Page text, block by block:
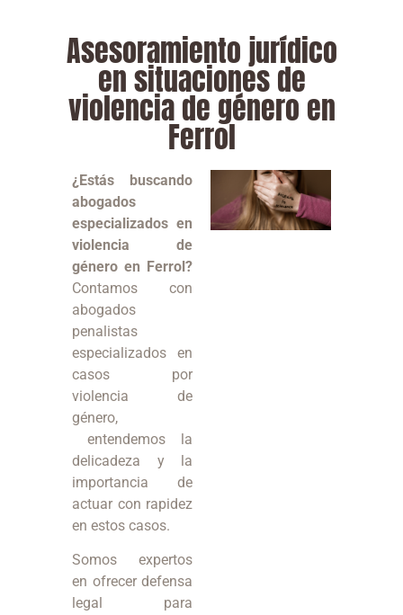
Asesoramiento jurídico
en situaciones de
violencia de género en
Ferrol
¿Estás buscando
abogados
especializados en
violencia de
género en Ferrol?
Contamos con
abogados
penalistas
especializados en
casos por
violencia de
género,
entendemos la
delicadeza y la
importancia de
actuar con rapidez
en estos casos.
Somos expertos
en ofrecer defensa
legal para